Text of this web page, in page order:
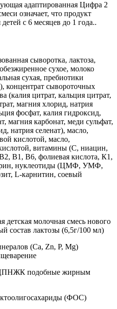
адаптированная Цифра 2
означает, что продукт
с 6 месяцев до 1 года..
сыворотка, лактоза,
сухое, молоко
сухая, пребиотики
концентрат сывороточных
(калия цитрат, кальция цитрат,
магния хлорид, натрия
фосфат, калия гидроксид,
магния карбонат, меди сульфат,
натрия селенат), масло,
кислотой, масло,
витамины (С, ниацин,
В1, В6, фолиевая кислота, К1,
нуклеотиды (ЦМФ, УМФ,
L-карнитин, соевый
детская молочная смесь нового
состав лактозы (6,5г/100 мл)
(Са, Zn, P, Mg)
подобные жирным
(ФОС)